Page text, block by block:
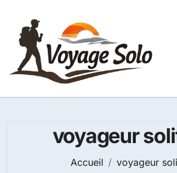
contenu
voyageur
Accueil voyageur